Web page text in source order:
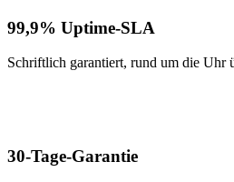
99,9% Uptime-SLA
Schriftlich garantiert, rund um die Uhr
30-Tage-Garantie